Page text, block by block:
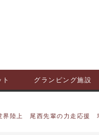
グランピング施設
界陸上 尾西先輩の力走応援